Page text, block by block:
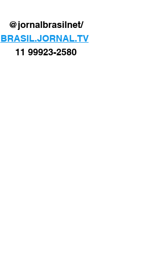
@jornalbrasilnet/
BRASIL.JORNAL.TV
11 99923-2580